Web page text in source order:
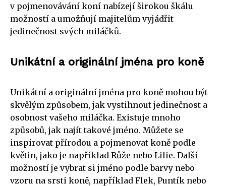
v pojmenovávání koní nabízejí širokou škálu
možností a umožňují majitelům vyjádřit
jedinečnost svých miláčků.
Unikátní a originální jména pro koně
Unikátní a originální jména pro koně mohou být
skvělým způsobem, jak vystihnout jedinečnost a
osobnost vašeho miláčka. Existuje mnoho
způsobů, jak najít takové jméno. Můžete se
inspirovat přírodou a pojmenovat koně podle
květin, jako je například Růže nebo Lilie. Další
možností je vybrat si jméno podle barvy nebo
vzoru na srsti koně, například Flek, Puntík nebo